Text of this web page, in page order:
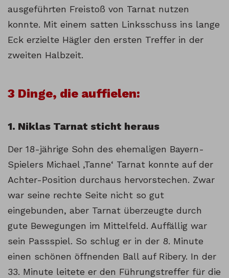
ausgeführten Freistoß von Tarnat nutzen
konnte. Mit einem satten Linksschuss ins lange
Eck erzielte Hägler den ersten Treffer in der
zweiten Halbzeit.
3 Dinge, die auffielen:
1. Niklas Tarnat sticht heraus
Der 18-jährige Sohn des ehemaligen Bayern-
Spielers Michael ‚Tanne‘ Tarnat konnte auf der
Achter-Position durchaus hervorstechen. Zwar
war seine rechte Seite nicht so gut
eingebunden, aber Tarnat überzeugte durch
gute Bewegungen im Mittelfeld. Auffällig war
sein Passspiel. So schlug er in der 8. Minute
einen schönen öffnenden Ball auf Ribery. In der
33. Minute leitete er den Führungstreffer für die